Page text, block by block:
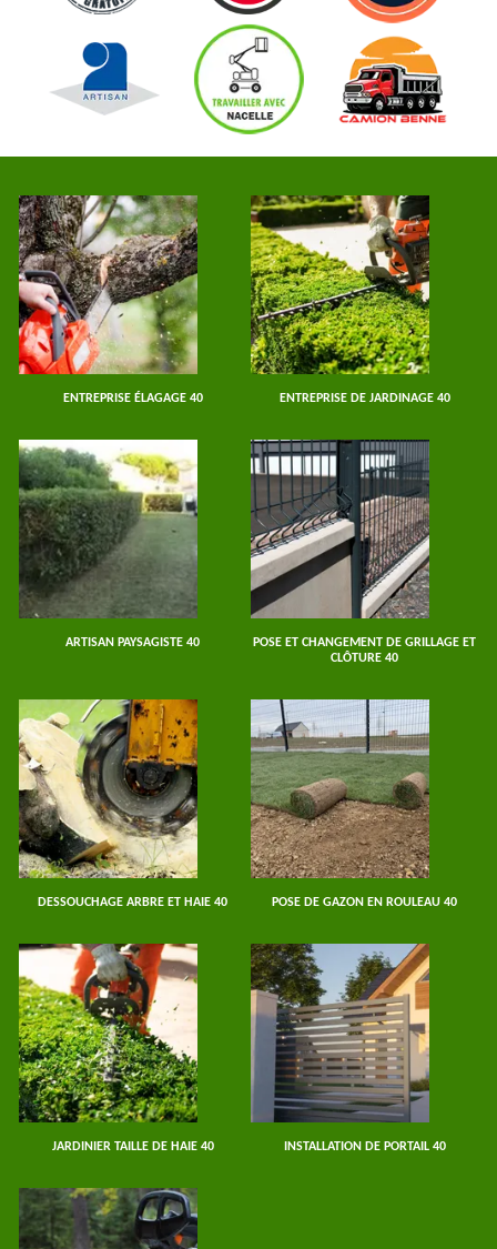
ENTREPRISE ÉLAGAGE 40 ENTREPRISE DE JARDINAGE 40
ARTISAN PAYSAGISTE 40
POSE ET CHANGEMENT DE GRILLAGE ET
CLÔTURE 40
DESSOUCHAGE ARBRE ET HAIE 40 POSE DE GAZON EN ROULEAU 40
JARDINIER TAILLE DE HAIE 40 INSTALLATION DE PORTAIL 40